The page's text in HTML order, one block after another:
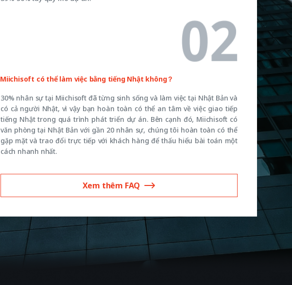
Miichisoft có thể làm việc bằng tiếng Nhật không？
30% nhân sự tại Miichisoft đã từng sinh sống và làm việc tại Nhật Bản và
có cả người Nhật, vì vậy bạn hoàn toàn có thể an tâm về việc giao tiếp
tiếng Nhật trong quá trình phát triển dự án. Bên cạnh đó, Miichisoft có
văn phòng tại Nhật Bản với gần 20 nhân sự, chúng tôi hoàn toàn có thể
gặp mặt và trao đổi trực tiếp với khách hàng để thấu hiểu bài toán một
cách nhanh nhất.
Xem thêm FAQ